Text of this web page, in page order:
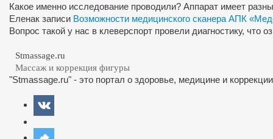
Какое именно исследование проводили? Аппарат имеет
Еленак записи Возможности медицинского сканера АПК
Вопрос такой у нас в клеверспорт провели диагностику, что
Stmassage.ru
Массаж и коррекция фигуры
"Stmassage.ru" - это портал о здоровье, медицине и